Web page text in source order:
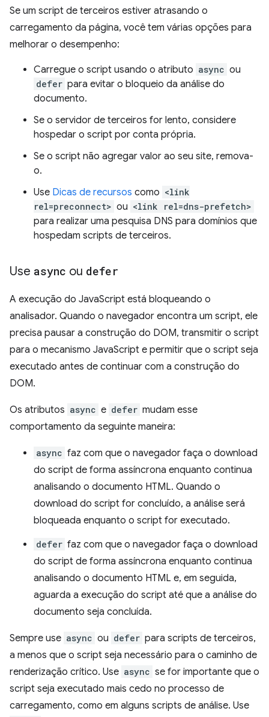
Se um script de terceiros estiver atrasando o
carregamento da página, você tem várias opções para
melhorar o desempenho:
Carregue o script usando o atributo async ou
defer para evitar o bloqueio da análise do
documento.
Se o servidor de terceiros for lento, considere
hospedar o script por conta própria.
Se o script não agregar valor ao seu site, remova-
o.
Use Dicas de recursos como <link
rel=preconnect> ou <link rel=dns-prefetch>
para realizar uma pesquisa DNS para domínios que
hospedam scripts de terceiros.
Use async ou defer
A execução do JavaScript está bloqueando o
analisador. Quando o navegador encontra um script, ele
precisa pausar a construção do DOM, transmitir o script
para o mecanismo JavaScript e permitir que o script seja
executado antes de continuar com a construção do
DOM.
Os atributos async e defer mudam esse
comportamento da seguinte maneira:
async faz com que o navegador faça o download
do script de forma assíncrona enquanto continua
analisando o documento HTML. Quando o
download do script for concluído, a análise será
bloqueada enquanto o script for executado.
defer faz com que o navegador faça o download
do script de forma assíncrona enquanto continua
analisando o documento HTML e, em seguida,
aguarda a execução do script até que a análise do
documento seja concluída.
Sempre use async ou defer para scripts de terceiros,
a menos que o script seja necessário para o caminho de
renderização crítico. Use async se for importante que o
script seja executado mais cedo no processo de
carregamento, como em alguns scripts de análise. Use